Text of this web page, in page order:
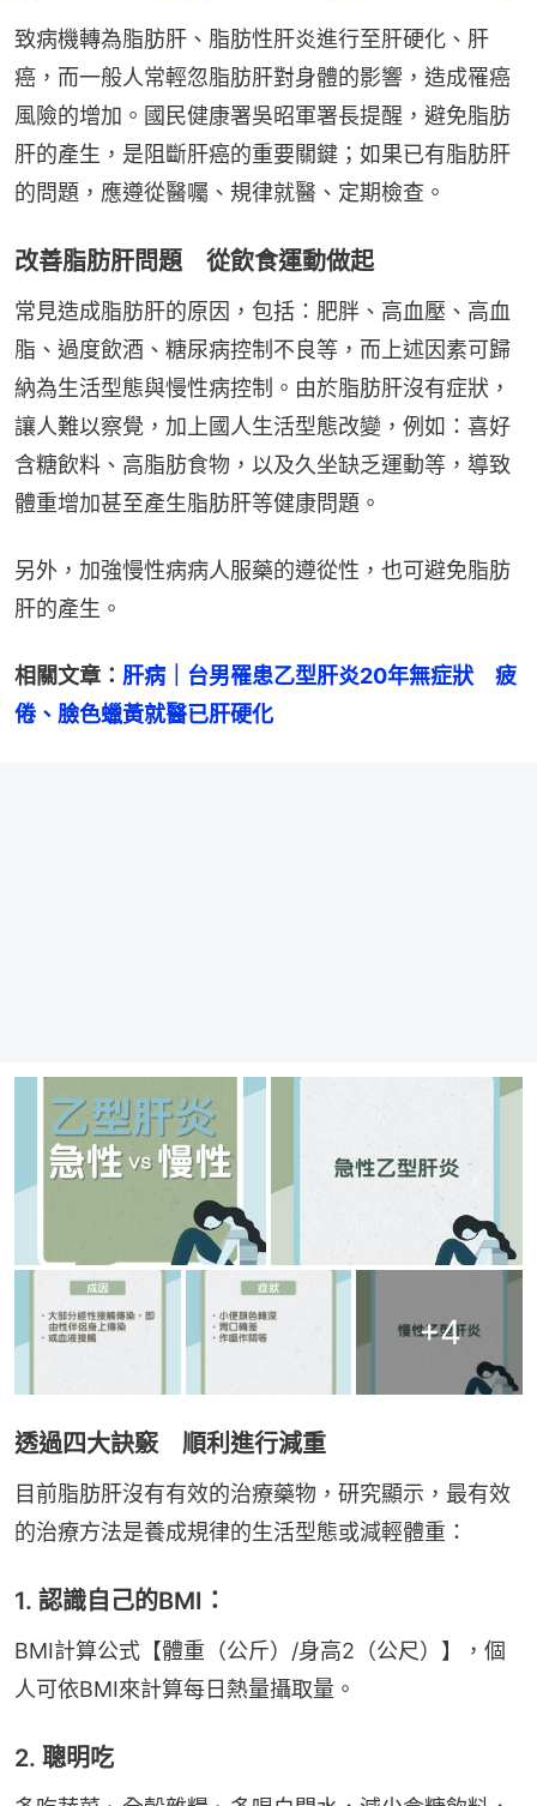
致病機轉為脂肪肝、脂肪性肝炎進行至肝硬化、肝
癌，而一般人常輕忽脂肪肝對身體的影響，造成罹癌
風險的增加。國民健康署吳昭軍署長提醒，避免脂肪
肝的產生，是阻斷肝癌的重要關鍵；如果已有脂肪肝
的問題，應遵從醫囑、規律就醫、定期檢查。
改善脂肪肝問題 從飲食運動做起
常見造成脂肪肝的原因，包括：肥胖、高血壓、高血
脂、過度飲酒、糖尿病控制不良等，而上述因素可歸
納為生活型態與慢性病控制。由於脂肪肝沒有症狀，
讓人難以察覺，加上國人生活型態改變，例如：喜好
含糖飲料、高脂肪食物，以及久坐缺乏運動等，導致
體重增加甚至產生脂肪肝等健康問題。
另外，加強慢性病病人服藥的遵從性，也可避免脂肪
肝的產生。
相關文章： 肝病｜台男罹患乙型肝炎20年無症狀　疲
倦、臉色蠟黃就醫已肝硬化
+4
透過四大訣竅 順利進行減重
目前脂肪肝沒有有效的治療藥物，研究顯示，最有效
的治療方法是養成規律的生活型態或減輕體重：
1. 認識自己的BMI：
BMI計算公式【體重（公斤）/身高2（公尺）】，個
人可依BMI來計算每日熱量攝取量。
2. 聰明吃